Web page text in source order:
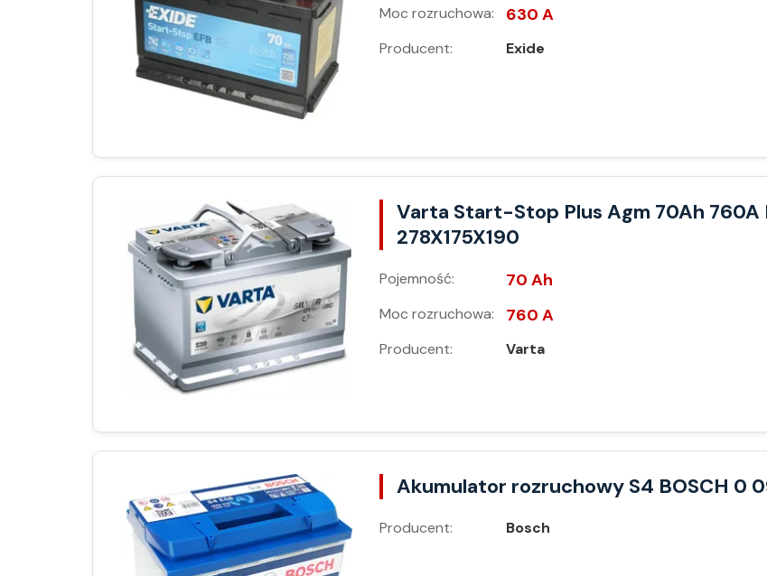
Moc rozruchowa: 630 A
Producent: Exide
Varta Start-Stop Plus Agm 70Ah 760A
278X175X190
Pojemność: 70 Ah
Moc rozruchowa: 760 A
Producent: Varta
Akumulator rozruchowy S4 BOSCH 0
Producent: Bosch